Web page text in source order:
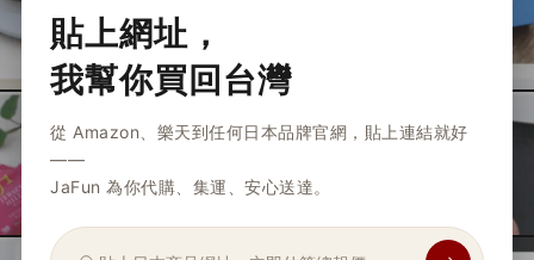
貼上網址，
我幫你買回台灣
從 Amazon、樂天到任何日本品牌官網，貼上連結就好
——
JaFun 為你代購、集運、安心送達。